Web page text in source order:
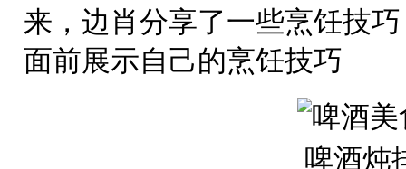
来，边肖分享了一些烹饪技
面前展示自己的烹饪技巧